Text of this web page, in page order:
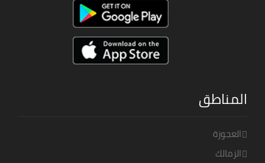
المناطق
العجوزة
الزمالك